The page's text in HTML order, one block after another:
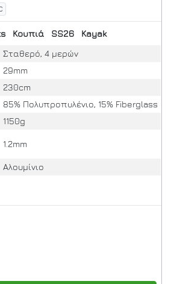
Κουπιά SS26
Kayak
Σταθερό, 4 μερών
29mm
230cm
85% Πολυπροπυλένιο, 15% Fiberglass
1150g
1.2mm
Αλουμίνιο